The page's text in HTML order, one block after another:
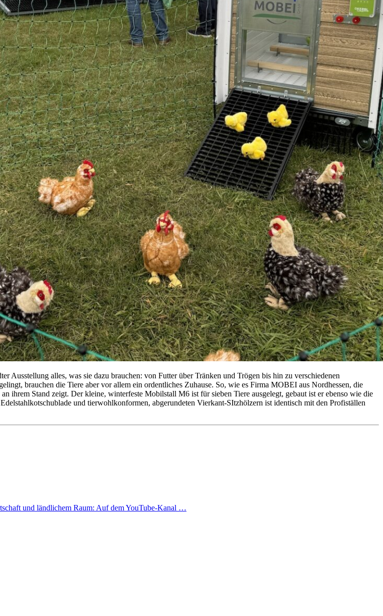
alles, was sie dazu brauchen: von Futter über Tränken und Trögen bis hin zu verschiedenen
brauchen die Tiere aber vor allem ein ordentliches Zuhause. So, wie es Firma MOBEI aus Nordhessen, die
ihrem Stand zeigt. Der kleine, winterfeste Mobilstall M6 ist für sieben Tiere ausgelegt, gebaut ist er ebenso wie die
und tierwohlkonformen, abgerundeten Vierkant-SItzhölzern ist identisch mit den Profiställen
und ländlichem Raum: Auf dem YouTube-Kanal …